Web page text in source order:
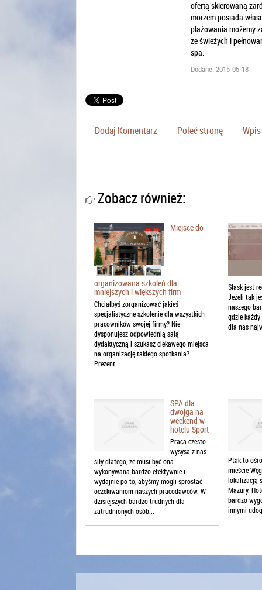
ofertą skierowaną
morzem posiada
plażowania możemy
ze świeżych i
spa.
Dodane: 2015-05-18
Dodaj Komentarz Poleć stronę
Zobacz również:
Miejsce do
organizowana szkoleń dla
mniejszych i większych firm
Chciałbyś zorganizować jakieś
specjalistyczne szkolenie dla wszystkich
pracowników swojej firmy? Nie
dysponujesz odpowiednią salą
dydaktyczną i szukasz ciekawego miejsca
na organizację takiego spotkania?
Prezent...
Slask jest
Jeżeli tak
naszego
gdzie
dla nas
SPA dla
dwojga na
weekend w
hotelu Sport
Praca często
wysysa z nas
siły dlatego, że musi być ona
wykonywana bardzo efektywnie i
wydajnie po to, abyśmy mogli sprostać
oczekiwaniom naszych pracodawców. W
dzisiejszych bardzo trudnych dla
zatrudnionych osób...
Ptak to
mieście
lokalizacją
Mazury.
bardzo
innymi